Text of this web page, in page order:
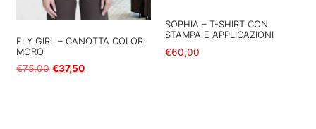
FLY GIRL – CANOTTA COLOR
MORO
€75,00 €37,50
SOPHIA – T-SHIRT CON
STAMPA E APPLICAZIONI
€60,00